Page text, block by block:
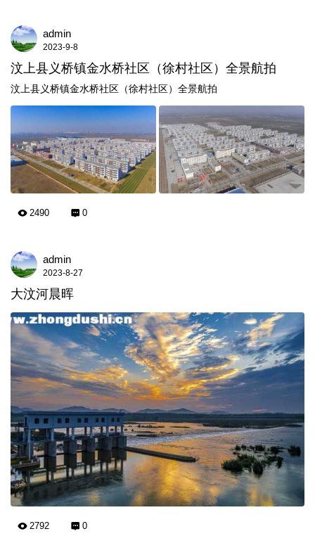
admin
2023-9-8
汶上县义桥镇金水桥社区（徐村社区）全景航拍
汶上县义桥镇金水桥社区（徐村社区）全景航拍
2490 0
admin
2023-8-27
大汶河晨晖
2792 0